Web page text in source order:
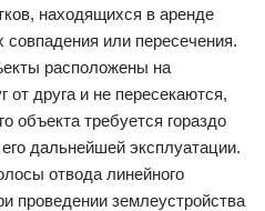
находящихся в аренде
совпадения или пересечения.
расположены на
от друга и не пересекаются,
объекта требуется гораздо
дальнейшей эксплуатации.
отвода линейного
проведении землеустройства